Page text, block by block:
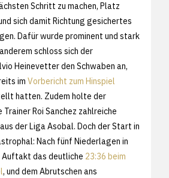
Schritt zu machen, Platz
sich damit Richtung gesichertes
Dafür wurde prominent und stark
schloss sich der
Heinevetter den Schwaben an,
im Vorbericht zum Hinspiel
hatten. Zudem holte der
Roi Sanchez zahlreiche
der Liga Asobal. Doch der Start in
Nach fünf Niederlagen in
Auftakt das deutliche 23:36 beim
, und dem Abrutschen ans